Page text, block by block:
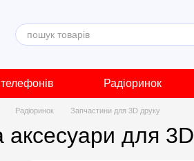
Радіоринок
Радіоринок Запчастини для 3D друку
аксесуари для